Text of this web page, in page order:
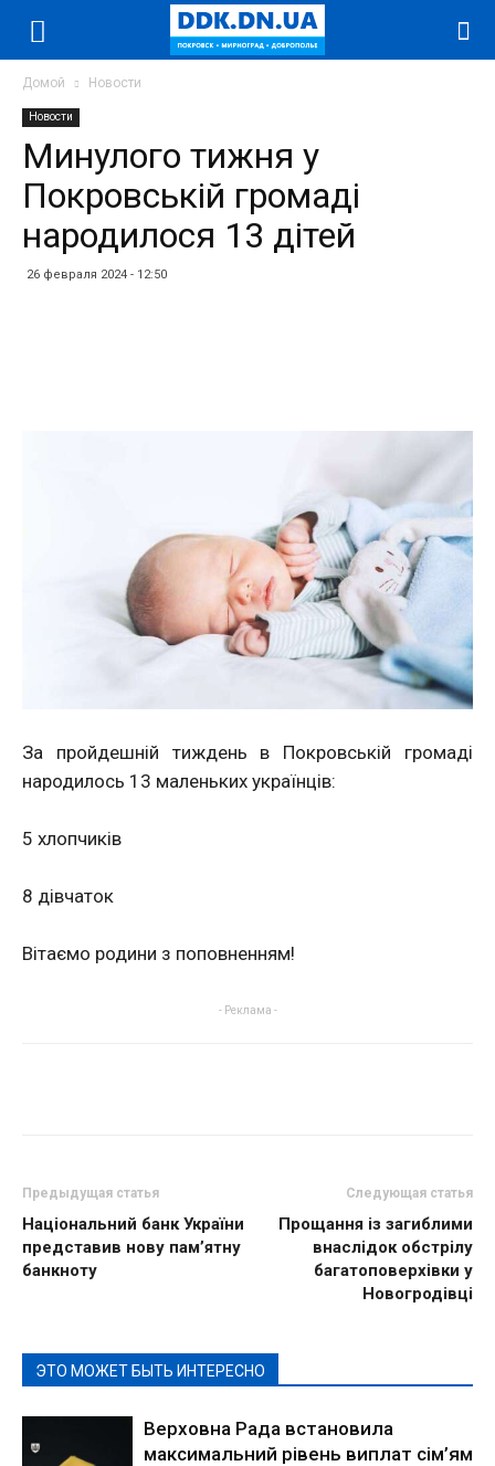
Домой Новости
Новости
Минулого тижня у
Покровській громаді
народилося 13 дітей
26 февраля 2024 - 12:50
За пройдешній тиждень в Покровській громаді
народилось 13 маленьких українців:
5 хлопчиків
8 дівчаток
Вітаємо родини з поповненням!
- Реклама -
Предыдущая статья
Національний банк України
представив нову пам’ятну
банкноту
Следующая статья
Прощання із загиблими
внаслідок обстрілу
багатоповерхівки у
Новогродівці
ЭТО МОЖЕТ БЫТЬ ИНТЕРЕСНО
Верховна Рада встановила
максимальний рівень виплат сім’ям